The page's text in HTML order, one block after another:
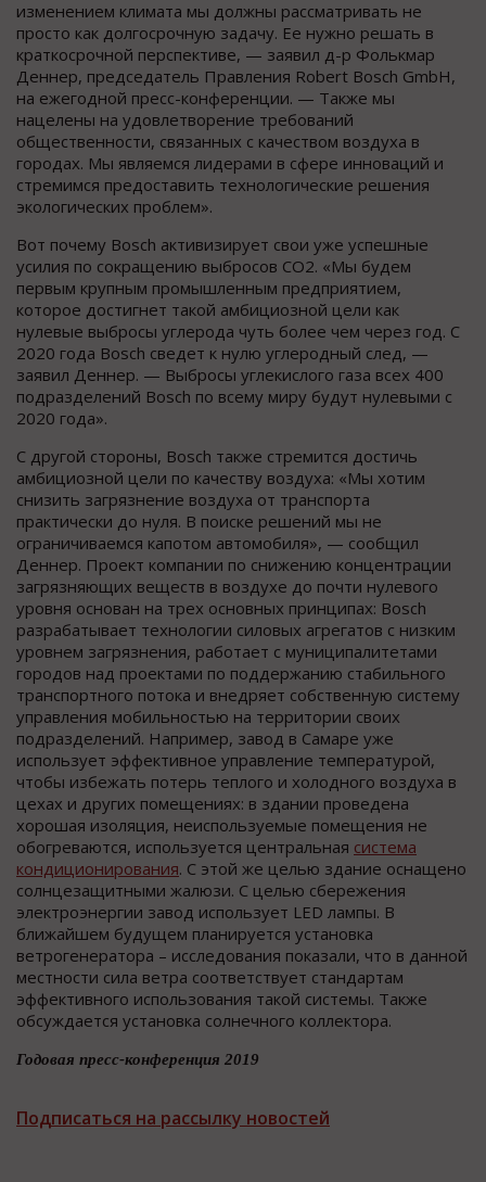
изменением климата мы должны рассматривать не
просто как долгосрочную задачу. Ее нужно решать в
краткосрочной перспективе, — заявил д-р Фолькмар
Деннер, председатель Правления Robert Bosch GmbH,
на ежегодной пресс-конференции. — Также мы
нацелены на удовлетворение требований
общественности, связанных с качеством воздуха в
городах. Мы являемся лидерами в сфере инноваций и
стремимся предоставить технологические решения
экологических проблем».
Вот почему Bosch активизирует свои уже успешные
усилия по сокращению выбросов CO2. «Мы будем
первым крупным промышленным предприятием,
которое достигнет такой амбициозной цели как
нулевые выбросы углерода чуть более чем через год. С
2020 года Bosch сведет к нулю углеродный след, —
заявил Деннер. — Выбросы углекислого газа всех 400
подразделений Bosch по всему миру будут нулевыми с
2020 года».
С другой стороны, Bosch также стремится достичь
амбициозной цели по качеству воздуха: «Мы хотим
снизить загрязнение воздуха от транспорта
практически до нуля. В поиске решений мы не
ограничиваемся капотом автомобиля», — сообщил
Деннер. Проект компании по снижению концентрации
загрязняющих веществ в воздухе до почти нулевого
уровня основан на трех основных принципах: Bosch
разрабатывает технологии силовых агрегатов с низким
уровнем загрязнения, работает с муниципалитетами
городов над проектами по поддержанию стабильного
транспортного потока и внедряет собственную систему
управления мобильностью на территории своих
подразделений. Например, завод в Самаре уже
использует эффективное управление температурой,
чтобы избежать потерь теплого и холодного воздуха в
цехах и других помещениях: в здании проведена
хорошая изоляция, неиспользуемые помещения не
обогреваются, используется центральная система
кондиционирования. С этой же целью здание оснащено
солнцезащитными жалюзи. С целью сбережения
электроэнергии завод использует LED лампы. В
ближайшем будущем планируется установка
ветрогенератора – исследования показали, что в данной
местности сила ветра соответствует стандартам
эффективного использования такой системы. Также
обсуждается установка солнечного коллектора.
Годовая пресс-конференция 2019
Подписаться на рассылку новостей